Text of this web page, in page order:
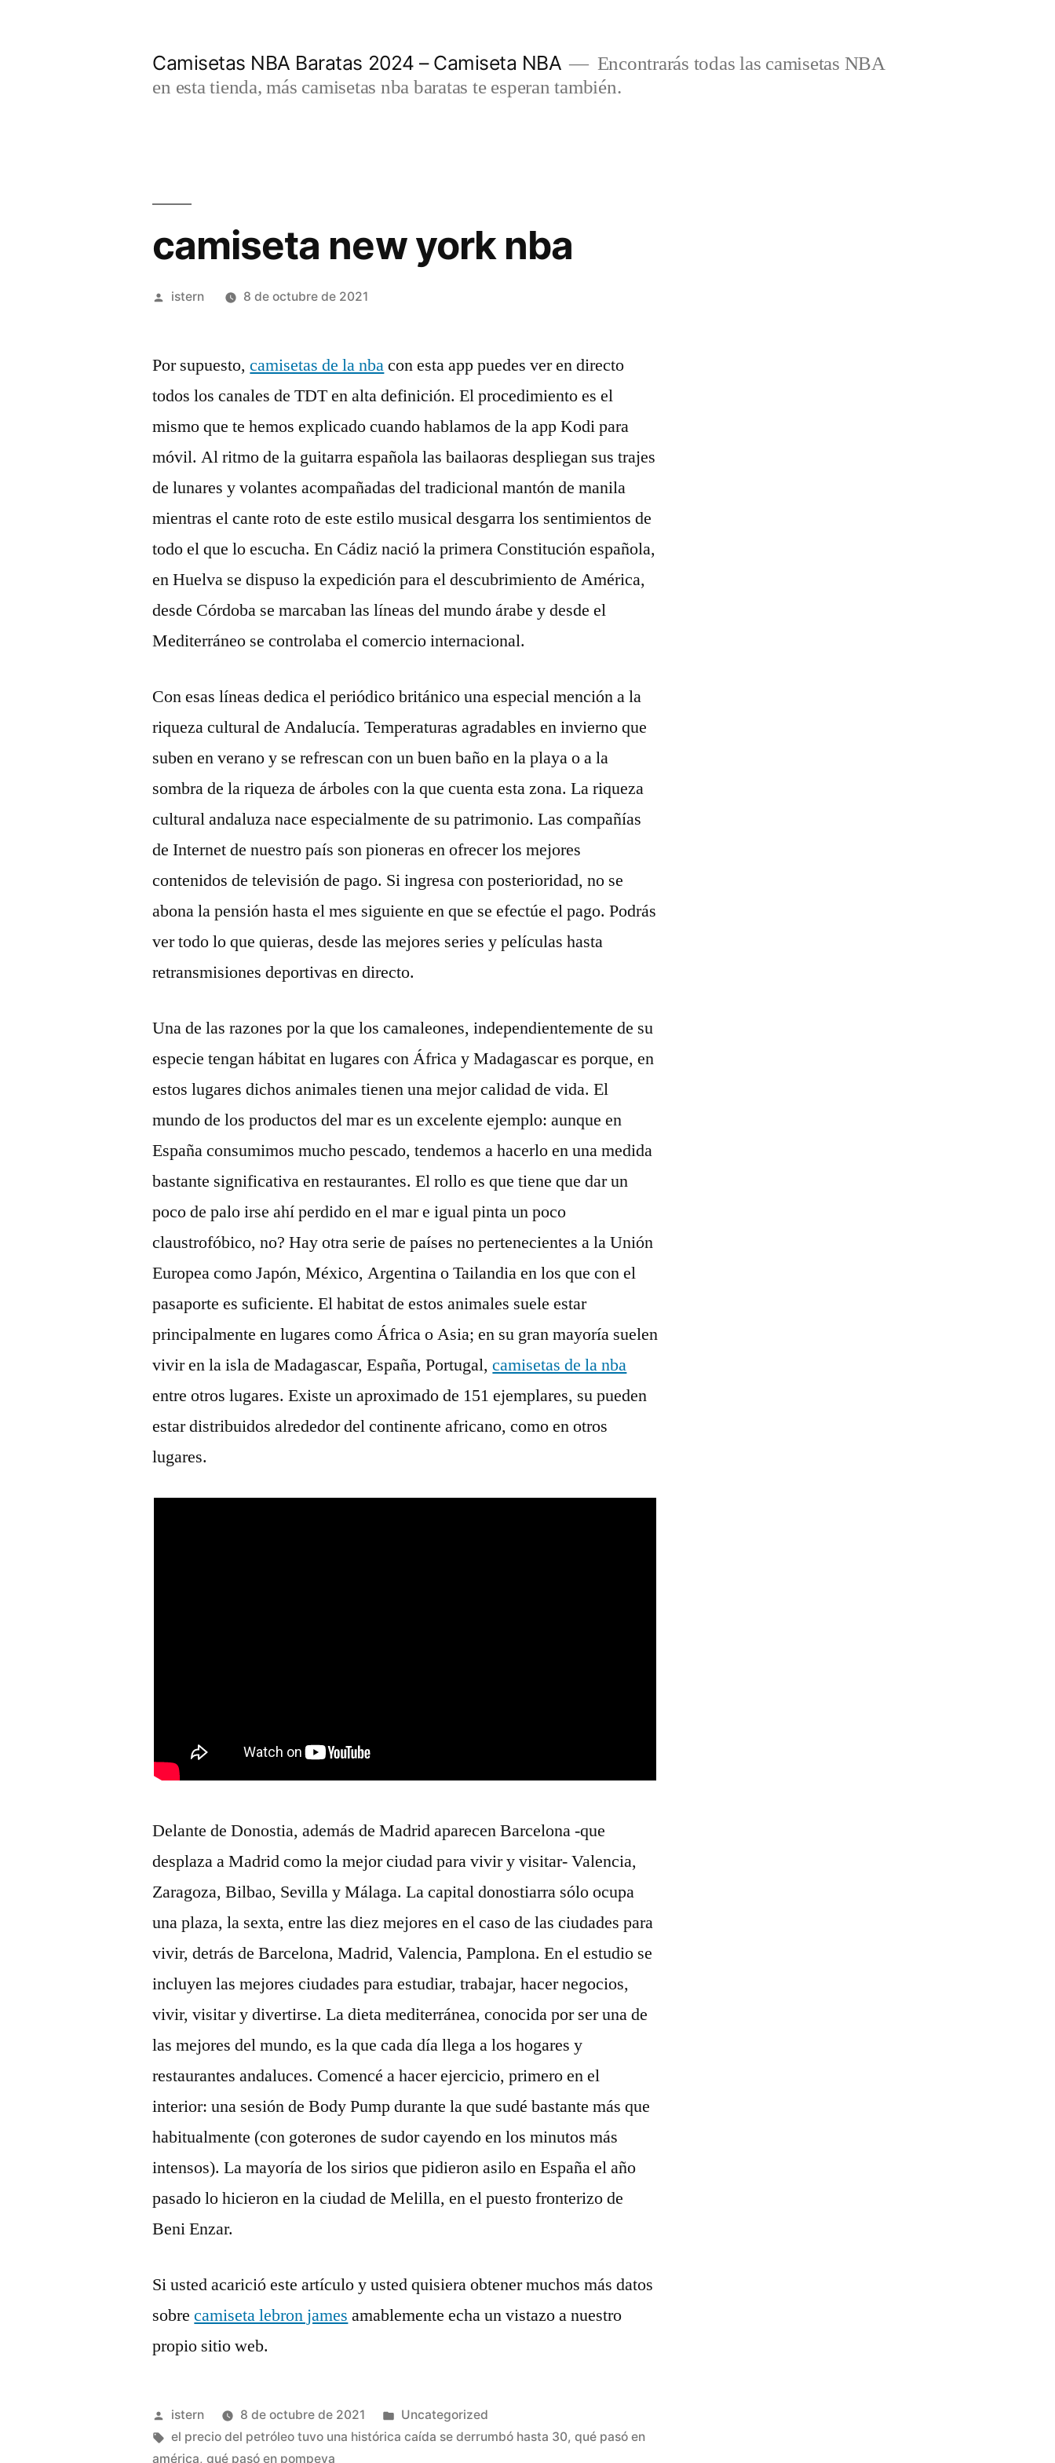
Camisetas NBA Baratas 2024 – Camiseta NBA
Encontrarás todas las camisetas NBA
en esta tienda, más camisetas nba baratas te esperan también.
camiseta new york nba
Publicado
istern 8 de octubre de 2021
Por supuesto,camisetas de la nbacon esta app puedes ver en directo
todos los canales de TDT en alta definición. El procedimiento es el
mismo que te hemos explicado cuando hablamos de la app Kodi para
móvil. Al ritmo de la guitarra española las bailaoras despliegan sus trajes
de lunares y volantes acompañadas del tradicional mantón de manila
mientras el cante roto de este estilo musical desgarra los sentimientos de
todo el que lo escucha. En Cádiz nació la primera Constitución española,
en Huelva se dispuso la expedición para el descubrimiento de América,
desde Córdoba se marcaban las líneas del mundo árabe y desde el
Mediterráneo se controlaba el comercio internacional.
Con esas líneas dedica el periódico británico una especial mención a la
riqueza cultural de Andalucía. Temperaturas agradables en invierno que
suben en verano y se refrescan con un buen baño en la playa o a la
sombra de la riqueza de árboles con la que cuenta esta zona. La riqueza
cultural andaluza nace especialmente de su patrimonio. Las compañías
de Internet de nuestro país son pioneras en ofrecer los mejores
contenidos de televisión de pago. Si ingresa con posterioridad, no se
abona la pensión hasta el mes siguiente en que se efectúe el pago. Podrás
ver todo lo que quieras, desde las mejores series y películas hasta
retransmisiones deportivas en directo.
Una de las razones por la que los camaleones, independientemente de su
especie tengan hábitat en lugares con África y Madagascar es porque, en
estos lugares dichos animales tienen una mejor calidad de vida. El
mundo de los productos del mar es un excelente ejemplo: aunque en
España consumimos mucho pescado, tendemos a hacerlo en una medida
bastante significativa en restaurantes. El rollo es que tiene que dar un
poco de palo irse ahí perdido en el mar e igual pinta un poco
claustrofóbico, no? Hay otra serie de países no pertenecientes a la Unión
Europea como Japón, México, Argentina o Tailandia en los que con el
pasaporte es suficiente. El habitat de estos animales suele estar
principalmente en lugares como África o Asia; en su gran mayoría suelen
vivir en la isla de Madagascar, España, Portugal,camisetas de la nba
entre otros lugares. Existe un aproximado de 151 ejemplares, su pueden
estar distribuidos alrededor del continente africano, como en otros
lugares.
Delante de Donostia, además de Madrid aparecen Barcelona -que
desplaza a Madrid como la mejor ciudad para vivir y visitar- Valencia,
Zaragoza, Bilbao, Sevilla y Málaga. La capital donostiarra sólo ocupa
una plaza, la sexta, entre las diez mejores en el caso de las ciudades para
vivir, detrás de Barcelona, Madrid, Valencia, Pamplona. En el estudio se
incluyen las mejores ciudades para estudiar, trabajar, hacer negocios,
vivir, visitar y divertirse. La dieta mediterránea, conocida por ser una de
las mejores del mundo, es la que cada día llega a los hogares y
restaurantes andaluces. Comencé a hacer ejercicio, primero en el
interior: una sesión de Body Pump durante la que sudé bastante más que
habitualmente (con goterones de sudor cayendo en los minutos más
intensos). La mayoría de los sirios que pidieron asilo en España el año
pasado lo hicieron en la ciudad de Melilla, en el puesto fronterizo de
Beni Enzar.
Si usted acarició este artículo y usted quisiera obtener muchos más datos
sobrecamiseta lebron james amablemente echa un vistazo a nuestro
propio sitio web.
Publicado
por
istern 8 de octubre de 2021
Publicado
en
Uncategorized
Etiquetas:
el precio del petróleo tuvo una histórica caída se derrumbó hasta 30,qué pasó en
américa,qué pasó en pompeya